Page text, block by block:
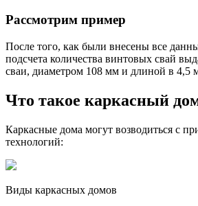
Рассмотрим пример
После того, как были внесены все
подсчета количества винтовых свай
сваи, диаметром 108 мм и длиной в 4,5
Что такое каркасный
Каркасные дома могут возводиться с
технологий:
Виды каркасных домов